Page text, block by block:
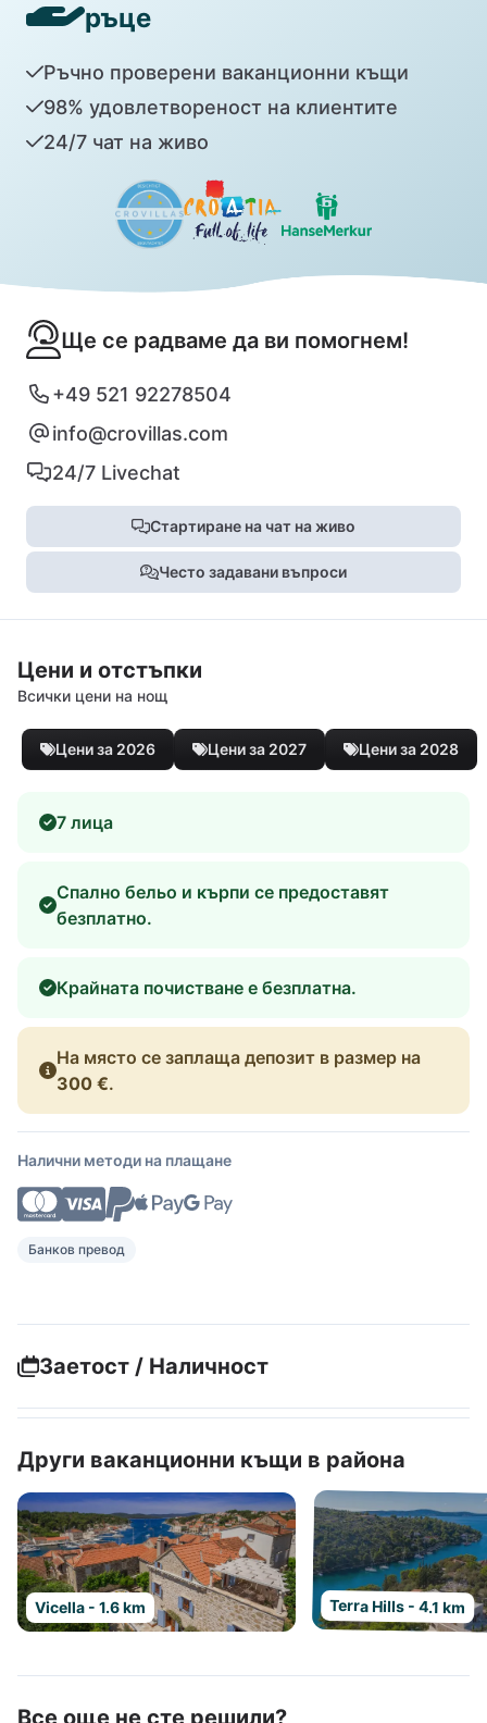
ръце
Ръчно проверени ваканционни къщи
98% удовлетвореност на клиентите
24/7 чат на живо
Ще се радваме да ви помогнем!
+49 521 92278504
info@crovillas.com
24/7 Livechat
Стартиране на чат на живо
Често задавани въпроси
Цени и отстъпки
Всички цени на нощ
Цени за 2026 Цени за 2027 Цени за 2028
7 лица
Спално бельо и кърпи се предоставят
безплатно.
Крайната почистване е безплатна.
На място се заплаща депозит в размер на
300 €.
Налични методи на плащане
Банков превод
Заетост / Наличност
Други ваканционни къщи в района
Vicella - 1.6 km Terra Hills - 4.1 km
Все още не сте решили?